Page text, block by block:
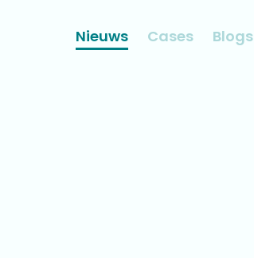
Nieuws Cases Blogs